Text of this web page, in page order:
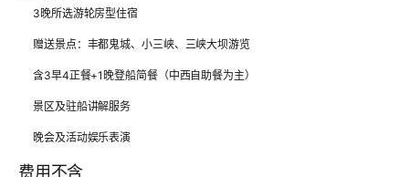
3晚所选游轮房型住宿
赠送景点：丰都鬼城、小三峡、三峡大坝游览
含3早4正餐+1晚登船简餐（中西自助餐为主）
景区及驻船讲解服务
晚会及活动娱乐表演
费用不含